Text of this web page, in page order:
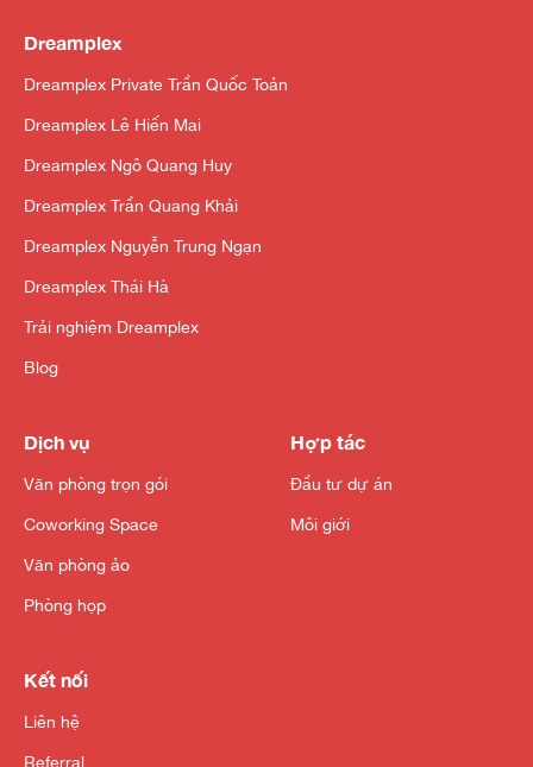
Dreamplex
Dreamplex Private Trần Quốc Toản
Dreamplex Lê Hiến Mai
Dreamplex Ngô Quang Huy
Dreamplex Trần Quang Khải
Dreamplex Nguyễn Trung Ngạn
Dreamplex Thái Hà
Trải nghiệm Dreamplex
Blog
Dịch vụ
Văn phòng trọn gói
Coworking Space
Văn phòng ảo
Phòng họp
Hợp tác
Đầu tư dự án
Môi giới
Kết nối
Liên hệ
Referral